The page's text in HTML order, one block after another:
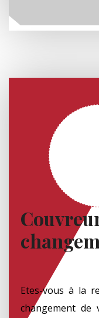
Etes-vous à la
changement de